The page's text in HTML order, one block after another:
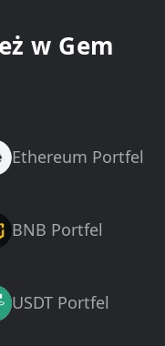
w Gem
Ethereum Portfel
BNB Portfel
USDT Portfel